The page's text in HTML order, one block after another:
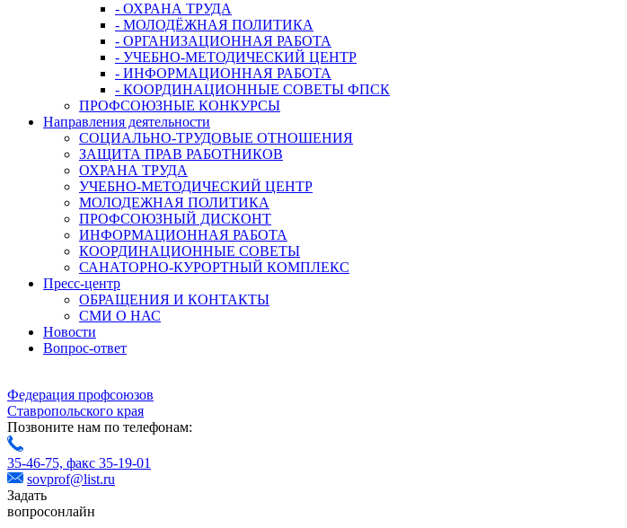
- ОХРАНА ТРУДА
- МОЛОДЁЖНАЯ ПОЛИТИКА
- ОРГАНИЗАЦИОННАЯ РАБОТА
- УЧЕБНО-МЕТОДИЧЕСКИЙ ЦЕНТР
- ИНФОРМАЦИОННАЯ РАБОТА
- КООРДИНАЦИОННЫЕ СОВЕТЫ ФПСК
ПРОФСОЮЗНЫЕ КОНКУРСЫ
Направления деятельности
СОЦИАЛЬНО-ТРУДОВЫЕ ОТНОШЕНИЯ
ЗАЩИТА ПРАВ РАБОТНИКОВ
ОХРАНА ТРУДА
УЧЕБНО-МЕТОДИЧЕСКИЙ ЦЕНТР
МОЛОДЕЖНАЯ ПОЛИТИКА
ПРОФСОЮЗНЫЙ ДИСКОНТ
ИНФОРМАЦИОННАЯ РАБОТА
КООРДИНАЦИОННЫЕ СОВЕТЫ
САНАТОРНО-КУРОРТНЫЙ КОМПЛЕКС
Пресс-центр
ОБРАЩЕНИЯ И КОНТАКТЫ
СМИ О НАС
Новости
Вопрос-ответ
Федерация профсоюзов
Ставропольского края
Позвоните нам по телефонам:
35-46-75, факс 35-19-01
sovprof@list.ru
Задать
вопросонлайн